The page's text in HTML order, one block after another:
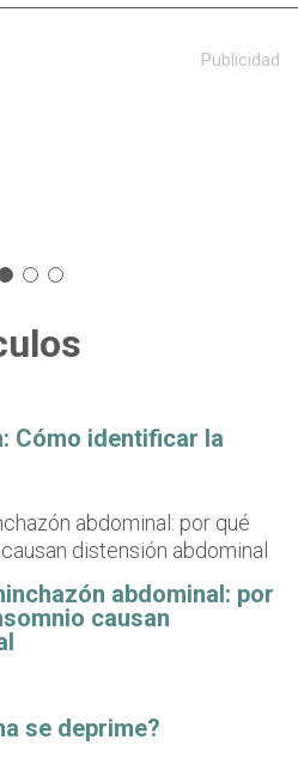
Publicidad
Cómo identificar la
abdominal: por
causan
se deprime?